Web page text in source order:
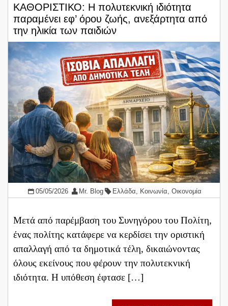
ΚΑΘΟΡΙΣΤΙΚΟ: Η πολυτεκνική ιδιότητα
παραμένει εφ’ όρου ζωής, ανεξάρτητα από
την ηλικία των παιδιών
05/05/2026 Mr. Blog Ελλάδα, Κοινωνία,Οικονομία
Μετά από παρέμβαση του Συνηγόρου του Πολίτη,
ένας πολίτης κατάφερε να κερδίσει την οριστική
απαλλαγή από τα δημοτικά τέλη, δικαιώνοντας
όλους εκείνους που φέρουν την πολυτεκνική
ιδιότητα. Η υπόθεση έφτασε […]